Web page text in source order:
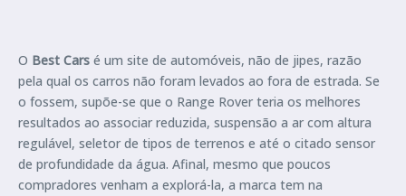
O Best Cars é um site de automóveis, não de jipes, razão
pela qual os carros não foram levados ao fora de estrada. Se
o fossem, supõe-se que o Range Rover teria os melhores
resultados ao associar reduzida, suspensão a ar com altura
regulável, seletor de tipos de terrenos e até o citado sensor
de profundidade da água. Afinal, mesmo que poucos
compradores venham a explorá-la, a marca tem na